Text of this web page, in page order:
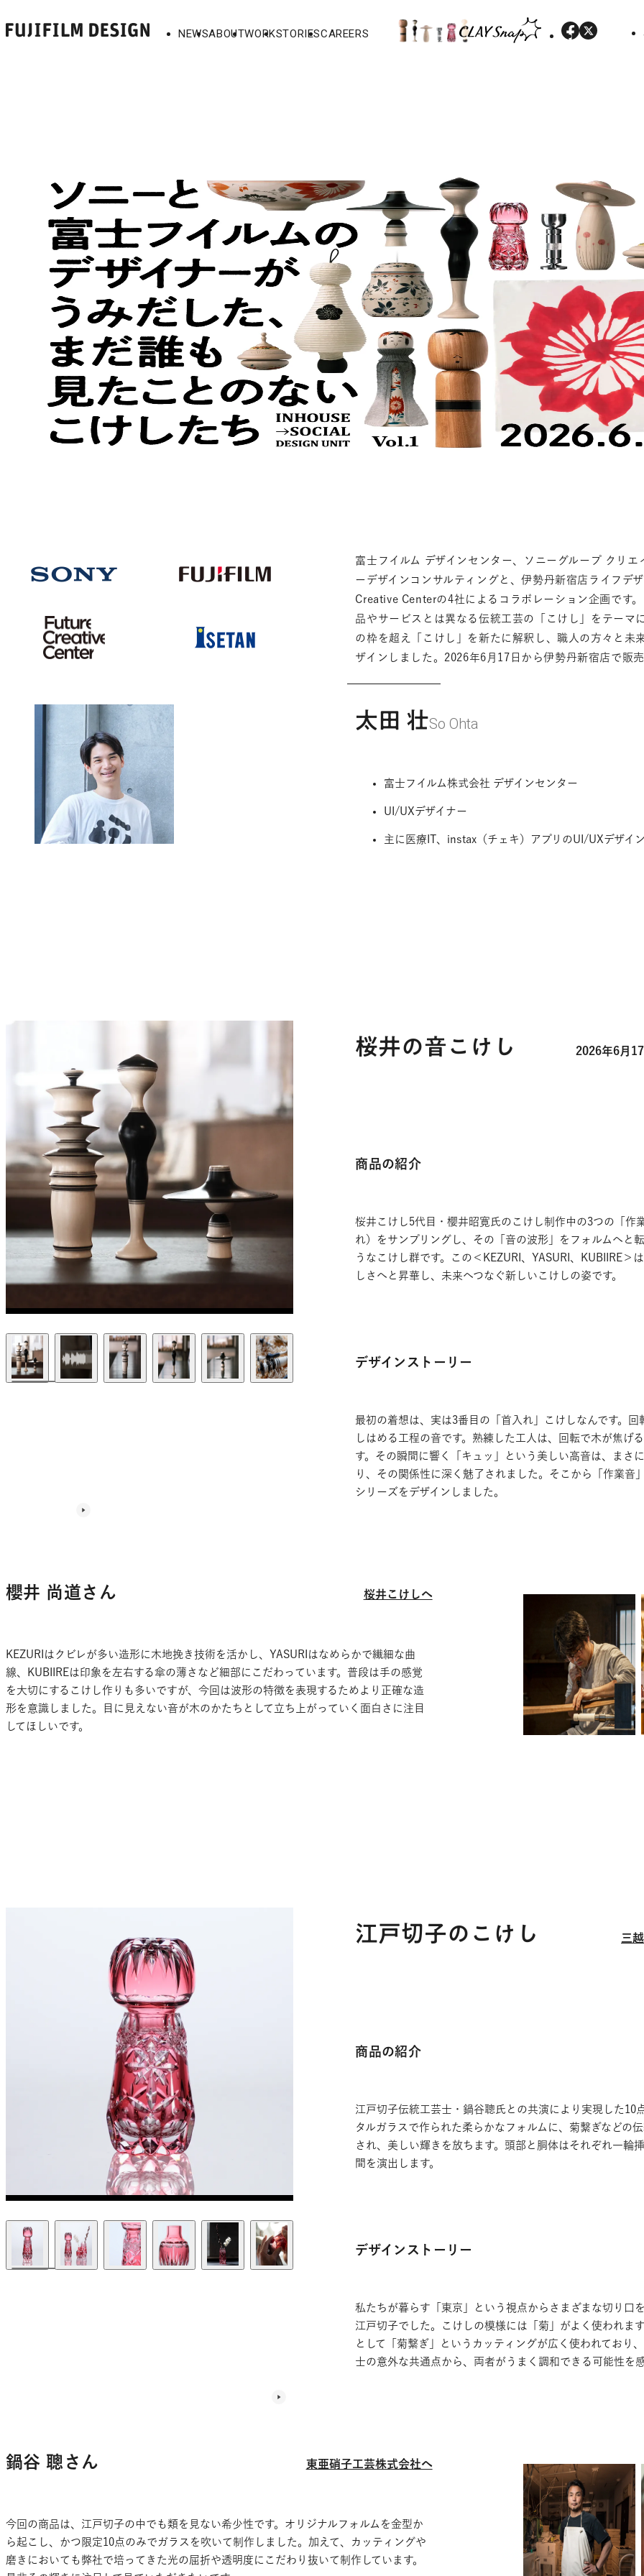
NEWSABOUTWORKSTORIESCAREERS
富士フイルム デザインセンター、ソニーグループ クリエ
ーデザインコンサルティングと、伊勢丹新宿店ライフデ
Creative Centerの4社によるコラボレーション企画です
品やサービスとは異なる伝統工芸の「こけし」をテーマ
の枠を超え「こけし」を新たに解釈し、職人の方々と未
ザインしました。2026年6月17日から伊勢丹新宿店で販売
太田 壮So Ohta
富士フイルム株式会社 デザインセンター
UI/UXデザイナー
主に医療IT、instax（チェキ）アプリのUI/UXデザイ
桜井の音こけし 2026年6月
商品の紹介
桜井こけし5代目・櫻井昭寛氏のこけし制作中の3つの「作
れ）をサンプリングし、その「音の波形」をフォルムへと
うなこけし群です。この＜KEZURI、YASURI、KUBIIRE＞
しさへと昇華し、未来へつなぐ新しいこけしの姿です。
デザインストーリー
最初の着想は、実は3番目の「首入れ」こけしなんです。回
しはめる工程の音です。熟練した工人は、回転で木が焦げ
す。その瞬間に響く「キュッ」という美しい高音は、まさ
り、その関係性に深く魅了されました。そこから「作業音
シリーズをデザインしました。
櫻井 尚道さん 桜井こけしへ
KEZURIはクビレが多い造形に木地挽き技術を活かし、YASURIはなめらかで繊細な曲
線、KUBIIREは印象を左右する傘の薄さなど細部にこだわっています。普段は手の感覚
を大切にするこけし作りも多いですが、今回は波形の特徴を表現するためより正確な造
形を意識しました。目に見えない音が木のかたちとして立ち上がっていく面白さに注目
してほしいです。
江戸切子のこけし 三
商品の紹介
江戸切子伝統工芸士・鍋谷聰氏との共演により実現した10
タルガラスで作られた柔らかなフォルムに、菊繋ぎなどの
され、美しい輝きを放ちます。頭部と胴体はそれぞれ一輪
間を演出します。
デザインストーリー
私たちが暮らす「東京」という視点からさまざまな切り口
江戸切子でした。こけしの模様には「菊」がよく使われま
として「菊繋ぎ」というカッティングが広く使われており
士の意外な共通点から、両者がうまく調和できる可能性を
鍋谷 聰さん 東亜硝子工芸株式会社へ
今回の商品は、江戸切子の中でも類を見ない希少性です。オリジナルフォルムを金型か
ら起こし、かつ限定10点のみでガラスを吹いて制作しました。加えて、カッティングや
磨きにおいても弊社で培ってきた光の屈折や透明度にこだわり抜いて制作しています。